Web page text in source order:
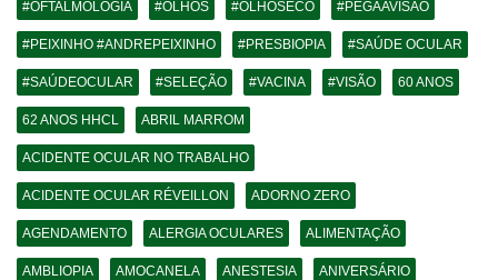
#OFTALMOLOGIA #OLHOS #OLHOSECO #PEGAAVISÃO
#PEIXINHO #ANDREPEIXINHO #PRESBIOPIA #SAÚDE OCULAR
#SAÚDEOCULAR #SELEÇÃO #VACINA #VISÃO 60 ANOS
62 ANOS HHCL ABRIL MARROM
ACIDENTE OCULAR NO TRABALHO
ACIDENTE OCULAR RÉVEILLON ADORNO ZERO
AGENDAMENTO ALERGIA OCULARES ALIMENTAÇÃO
AMBLIOPIA AMOCANELA ANESTESIA ANIVERSÁRIO